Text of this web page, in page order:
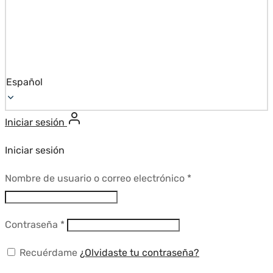
Español
Iniciar sesión
Iniciar sesión
Nombre de usuario o correo electrónico *Requerido
Contraseña *Requerido
Recuérdame ¿Olvidaste tu contraseña?